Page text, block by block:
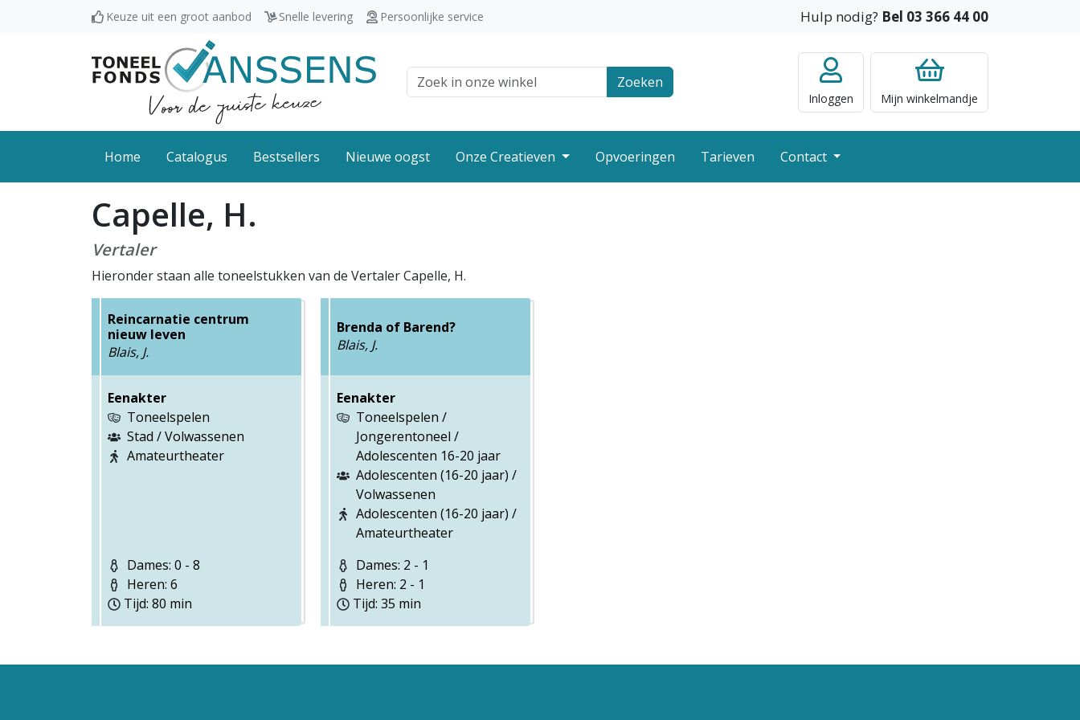
Keuze uit een groot aanbod Snelle levering Persoonlijke service Hulp nodig? Bel 03 366 44 00
Zoek veld Zoeken
Inloggen Mijn winkelmandje
Home Catalogus Bestsellers Nieuwe oogst Onze Creatieven Opvoeringen Tarieven Contact
Capelle, H.
Vertaler
Hieronder staan alle toneelstukken van de Vertaler Capelle, H.
Reincarnatie centrum
nieuw leven
Blais, J.
Eenakter
Toneelspelen
Stad / Volwassenen
Amateurtheater
Dames: 0 - 8
Heren: 6
Tijd: 80 min
Brenda of Barend?
Blais, J.
Eenakter
Toneelspelen /
Jongerentoneel /
Adolescenten 16-20 jaar
Adolescenten (16-20 jaar) /
Volwassenen
Adolescenten (16-20 jaar) /
Amateurtheater
Dames: 2 - 1
Heren: 2 - 1
Tijd: 35 min